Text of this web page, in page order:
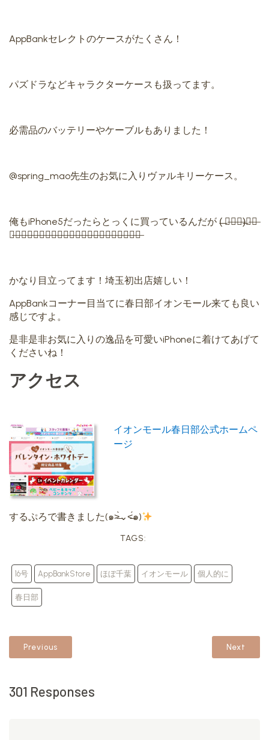
AppBankセレクトのケースがたくさん！
パズドラなどキャラクターケースも扱ってます。
必需品のバッテリーやケーブルもありました！
@spring_mao先生のお気に入りヴァルキリーケース。
俺もiPhone5だったらとっくに買っているんだが (̶ ̶꒪̶⌓̶꒪̶)̶ｶ̶ﾞ̶
ｶ̶ﾞ̶ｶ̶ﾞ̶ｶ̶ﾞ̶ｶ̶ﾞ̶ｶ̶ﾞ̶ｶ̶ﾞ̶ｶ̶ﾞ̶ｶ̶ﾞ̶ｶ̶ﾞ̶ｶ̶ﾞ̶ｶ̶ﾞ̶
かなり目立ってます！埼玉初出店嬉しい！
AppBankコーナー目当てに春日部イオンモール来ても良い
感じですよ。
是非是非お気に入りの逸品を可愛いiPhoneに着けてあげて
くださいね！
アクセス
イオンモール春日部公式ホームペ
ージ
するぷろで書きました(๑˃̶̀⌄˂̶́๑)
TAGS:
16号 AppBankStore ほぼ千葉 イオンモール 個人的に
春日部
Previous Next
301 Responses